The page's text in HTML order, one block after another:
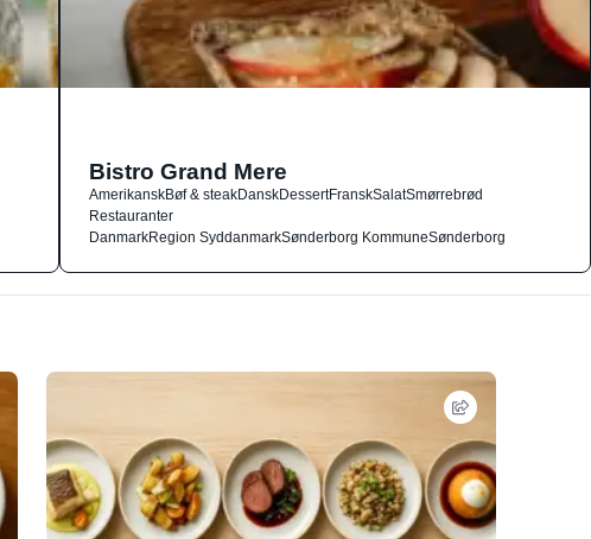
Bistro Grand Mere
AmerikanskBøf & steakDanskDessertFranskSalatSmørrebrød
Restauranter
DanmarkRegion SyddanmarkSønderborg KommuneSønderborg